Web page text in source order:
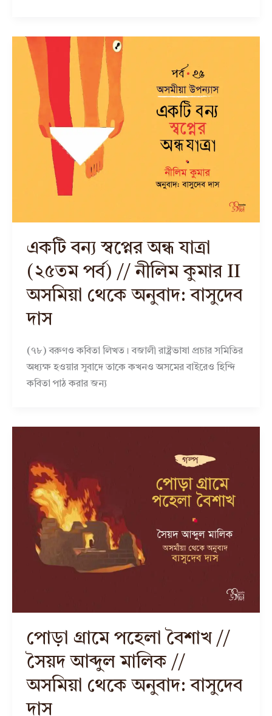
একটি বন্য স্বপ্নের অন্ধ যাত্রা
(২৫তম পর্ব) // নীলিম কুমার II
অসমিয়া থেকে অনুবাদ: বাসুদেব
দাস
(৭৮) বরুণও কবিতা লিখত। বজালী রাষ্ট্রভাষা প্রচার সমিতির
অধ্যক্ষ হওয়ার সুবাদে তাকে কখনও অসমের বাইরেও হিন্দি
কবিতা পাঠ করার জন্য
পোড়া গ্রামে পহেলা বৈশাখ //
সৈয়দ আব্দুল মালিক //
অসমিয়া থেকে অনুবাদ: বাসুদেব
দাস